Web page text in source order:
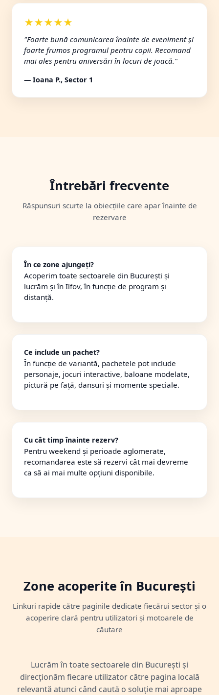
★★★★★
"Foarte bună comunicarea înainte de eveniment și
foarte frumos programul pentru copii. Recomand
mai ales pentru aniversări în locuri de joacă."
— Ioana P., Sector 1
Întrebări frecvente
Răspunsuri scurte la obiecțiile care apar înainte de
rezervare
În ce zone ajungeți?
Acoperim toate sectoarele din București și
lucrăm și în Ilfov, în funcție de program și
distanță.
Ce include un pachet?
În funcție de variantă, pachetele pot include
personaje, jocuri interactive, baloane modelate,
pictură pe față, dansuri și momente speciale.
Cu cât timp înainte rezerv?
Pentru weekend și perioade aglomerate,
recomandarea este să rezervi cât mai devreme
ca să ai mai multe opțiuni disponibile.
Zone acoperite în București
Linkuri rapide către paginile dedicate fiecărui sector și o
acoperire clară pentru utilizatori și motoarele de
căutare
Lucrăm în toate sectoarele din București și
direcționăm fiecare utilizator către pagina locală
relevantă atunci când caută o soluție mai aproape